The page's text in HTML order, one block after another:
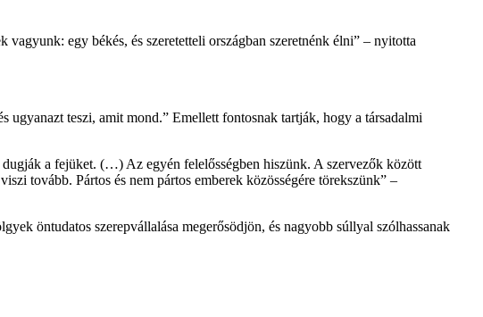
egy békés, és szeretetteli országban szeretnénk élni” – nyitotta
teszi, amit mond.” Emellett fontosnak tartják, hogy a társadalmi
a fejüket. (…) Az egyén felelősségben hiszünk. A szervezők között
tovább. Pártos és nem pártos emberek közösségére törekszünk” –
öntudatos szerepvállalása megerősödjön, és nagyobb súllyal szólhassanak